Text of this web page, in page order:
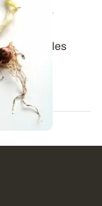
et les
semis sur les